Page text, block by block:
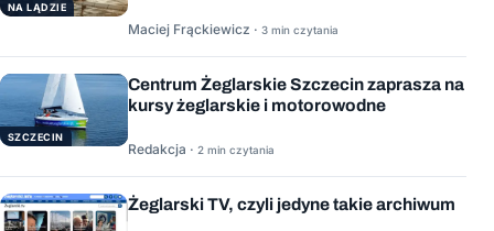
NA LĄDZIE
Maciej Frąckiewicz · 3 min czytania
SZCZECIN
Centrum Żeglarskie Szczecin zaprasza na
kursy żeglarskie i motorowodne
Redakcja · 2 min czytania
Żeglarski TV, czyli jedyne takie archiwum